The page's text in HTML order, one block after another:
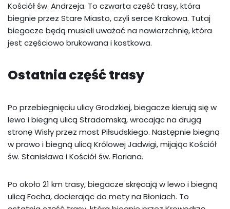
Kościół św. Andrzeja. To czwarta część trasy, która
biegnie przez Stare Miasto, czyli serce Krakowa. Tutaj
biegacze będą musieli uważać na nawierzchnię, która
jest częściowo brukowana i kostkowa.
Ostatnia część trasy
Po przebiegnięciu ulicy Grodzkiej, biegacze kierują się w
lewo i biegną ulicą Stradomską, wracając na drugą
stronę Wisły przez most Piłsudskiego. Następnie biegną
w prawo i biegną ulicą Królowej Jadwigi, mijając Kościół
św. Stanisława i Kościół św. Floriana.
Po około 21 km trasy, biegacze skręcają w lewo i biegną
ulicą Focha, docierając do mety na Błoniach. To